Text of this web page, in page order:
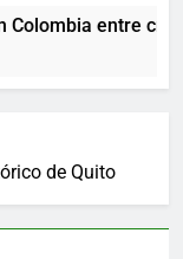
Colombia entre
de Quito